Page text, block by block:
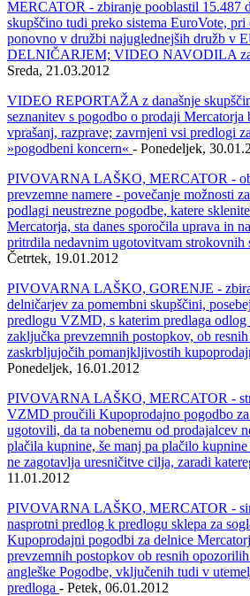
MERCATOR - zbiranje pooblastil 15.487
skupščino tudi preko sistema EuroVote, pri
ponovno v družbi najuglednejših družb v
DELNIČARJEM; VIDEO NAVODILA za
Sreda, 21.03.2012
VIDEO REPORTAŽA z današnje
seznanitev s pogodbo o prodaji Mercatorja
vprašanj, razprave; zavrnjeni vsi predlogi
»pogodbeni koncern« - Ponedeljek,
PIVOVARNA LAŠKO, MERCATOR -
prevzemne namere - povečanje možnosti
podlagi neustrezne pogodbe, katere
Mercatorja, sta danes sporočila uprava in
pritrdila nedavnim ugotovitvam
Četrtek, 19.01.2012
PIVOVARNA LAŠKO, GORENJE -
delničarjev za pomembni skupščini,
predlogu VZMD, s katerim predlaga odlog
zaključka prevzemnih postopkov, ob
zaskrbljujočih pomanjkljivostih
Ponedeljek, 16.01.2012
PIVOVARNA LAŠKO, MERCATOR -
VZMD proučili Kupoprodajno pogodbo
ugotovili, da ta nobenemu od prodajalcev
plačila kupnine, še manj pa plačilo
ne zagotavlja uresničitve cilja, zaradi
11.01.2012
PIVOVARNA LAŠKO, MERCATOR -
nasprotni predlog k predlogu sklepa za
Kupoprodajni pogodbi za delnice
prevzemnih postopkov ob resnih
angleške Pogodbe, vključenih tudi v
predloga - Petek, 06.01.2012